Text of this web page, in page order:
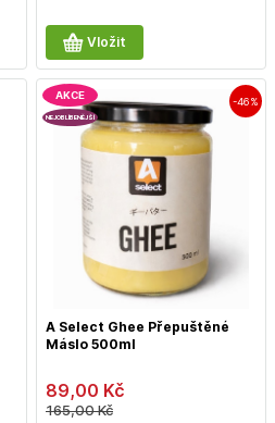
Vložit
AKCE
NEJOBLÍBENĚJŠÍ
A Select Ghee Přepuštěné
Máslo 500ml
89,00 Kč
165,00Kč
-46%